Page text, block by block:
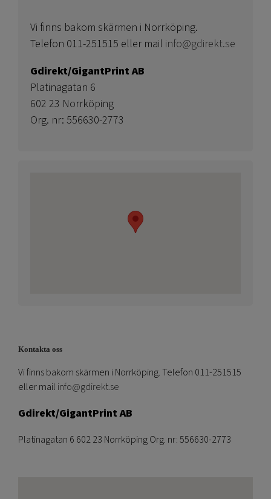
Vi finns bakom skärmen i Norrköping.
Telefon 011-251515 eller mail info@gdirekt.se
Gdirekt/GigantPrint AB
Platinagatan 6
602 23 Norrköping
Org. nr: 556630-2773
Kontakta oss
Vi finns bakom skärmen i Norrköping. Telefon 011-251515
eller mail info@gdirekt.se
Gdirekt/GigantPrint AB
Platinagatan 6 602 23 Norrköping Org. nr: 556630-2773